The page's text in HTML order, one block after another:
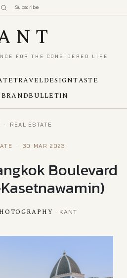
Subscribe
FOR THE CONSIDERED LIFE
TRAVELDESIGNTASTE
BULLETIN
· REAL ESTATE
· 30 MAR 2023
Boulevard
· KANT